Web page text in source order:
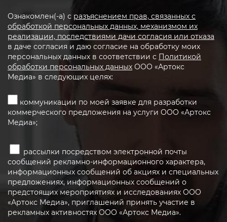
Ознакомлен(-а) с разъяснением прав, связанных с
обработкой персональных данных, механизмом их
реализации, последствиями дачи согласия или отказа
в даче согласия и даю согласие на обработку моих
персональных данных в соответствии с Политикой
обработки персональных данных ООО «Артокс
Медиа» в следующих целях:
коммуникации по моей заявке для разработки
коммерческого предложения на услуги ООО «Артокс
Медиа»;
рассылки посредством электронной почты
сообщений рекламно-информационного характера,
информационных сообщений об акциях и специальных
предложениях, информационных сообщений о
предстоящих мероприятиях и исследованиях ООО
«Артокс Медиа», приглашений принять участие в
рекламных активностях ООО «Артокс Медиа».